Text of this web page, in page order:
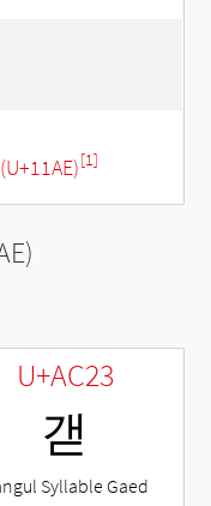
[1]
U+AC23
갣
Syllable Gaed